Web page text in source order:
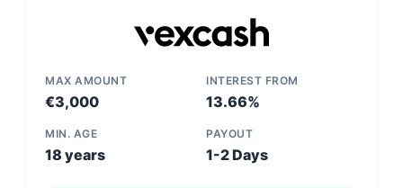
Finanzierung zu finden. Die Bedingungen wurden am 3. Juni 2022
MAX AMOUNT
€3,000
INTEREST FROM
13.66%
MIN. AGE
18 years
PAYOUT
1-2 Days